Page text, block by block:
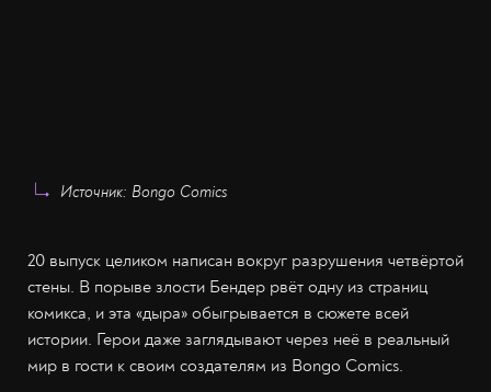
Источник: Bongo Comics
20 выпуск целиком написан вокруг разрушения четвёртой
стены. В порыве злости Бендер рвёт одну из страниц
комикса, и эта «дыра» обыгрывается в сюжете всей
истории. Герои даже заглядывают через неё в реальный
мир в гости к своим создателям из Bongo Comics.